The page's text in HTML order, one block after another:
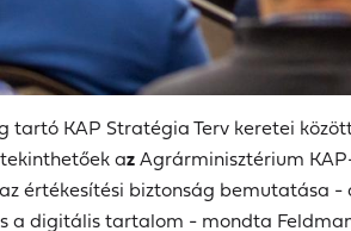
KAP Stratégia Terv keretei
azAgrárminisztérium
értékesítési biztonság
a digitális tartalom - mondta